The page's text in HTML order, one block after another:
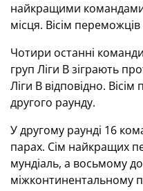
найкращими командами,
місця. Вісім
Чотири останні
груп Ліги В зіграють
Ліги В відповідно.
другого раунду.
У другому раунді 16
парах. Сім найкращих
мундіаль, а восьмому
міжконтинентальному